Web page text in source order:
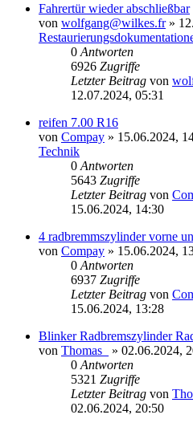
Fahrertür wieder abschließbar
von wolfgang@wilkes.fr»
0 Antworten
6926 Zugriffe
Letzter Beitrag von
12.07.2024, 05:31
reifen 7.00 R16
von Compay » 15.06.2024,
Technik
0 Antworten
5643 Zugriffe
Letzter Beitrag von
15.06.2024, 14:30
4 radbremmszylinder vorne
von Compay » 15.06.2024,
0 Antworten
6937 Zugriffe
Letzter Beitrag von
15.06.2024, 13:28
Blinker Radbremszylinder
von Thomas_ » 02.06.2024,
0 Antworten
5321 Zugriffe
Letzter Beitrag von
02.06.2024, 20:50